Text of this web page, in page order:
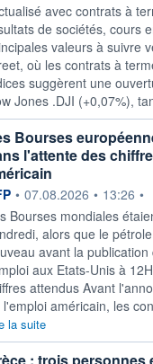
avec contrats à
de sociétés, cours
valeurs à suivre
où les contrats à
suggèrent une
Jones .DJI (+0,07%),
Bourses
l'attente des
fournie par
• 07.08.2026 • 13:26 •
Bourses mondiales
alors que le
avant la publication
aux Etats-Unis à
attendus Avant
l'emploi américain, les
la suite